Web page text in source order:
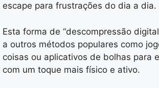
escape para frustrações do dia a dia.
Esta forma de “descompressão
a outros métodos populares como
coisas ou aplicativos de bolhas para
com um toque mais físico e ativo.